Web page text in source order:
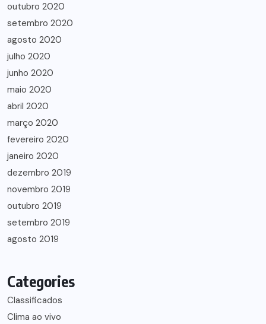
outubro 2020
setembro 2020
agosto 2020
julho 2020
junho 2020
maio 2020
abril 2020
março 2020
fevereiro 2020
janeiro 2020
dezembro 2019
novembro 2019
outubro 2019
setembro 2019
agosto 2019
Categories
Classificados
Clima ao vivo